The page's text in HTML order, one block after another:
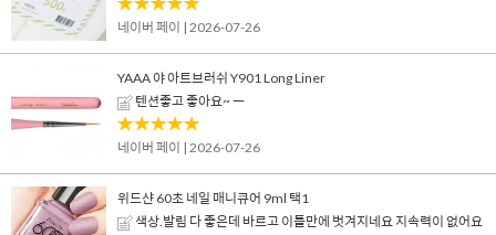
네이버 페이 | 2026-07-26
YAAA 야 아트브러쉬 Y901 Long Liner
텐션좋고 좋아요~ ㅡ
네이버 페이 | 2026-07-26
위드샨 60초 네일 매니큐어 9ml 택1
색상.발림 다 좋은데 바르고 이틀만에 벗겨지네요 지속력이 없어요